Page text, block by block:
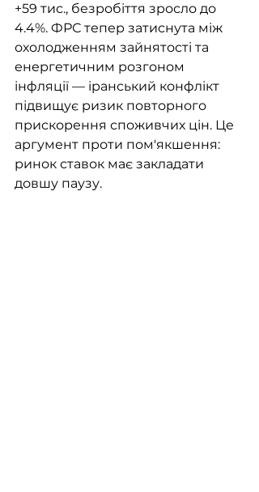
+59 тис., безробіття зросло до
4.4%. ФРС тепер затиснута між
охолодженням зайнятості та
енергетичним розгоном
інфляції — іранський конфлікт
підвищує ризик повторного
прискорення споживчих цін. Це
аргумент проти пом'якшення:
ринок ставок має закладати
довшу паузу.